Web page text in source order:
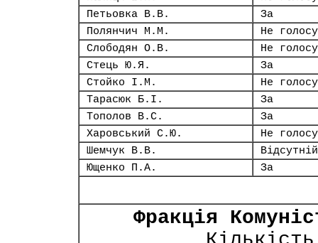
Петьовка В.В.
За
Полянчич М.М.
Не
Слободян О.В.
Не
Стець Ю.Я.
За
Стойко І.М.
Не
Тарасюк Б.І.
За
Тополов В.С.
За
Харовський С.Ю.
Не
Шемчук В.В.
Відсутній
Ющенко П.А.
За
Фракція